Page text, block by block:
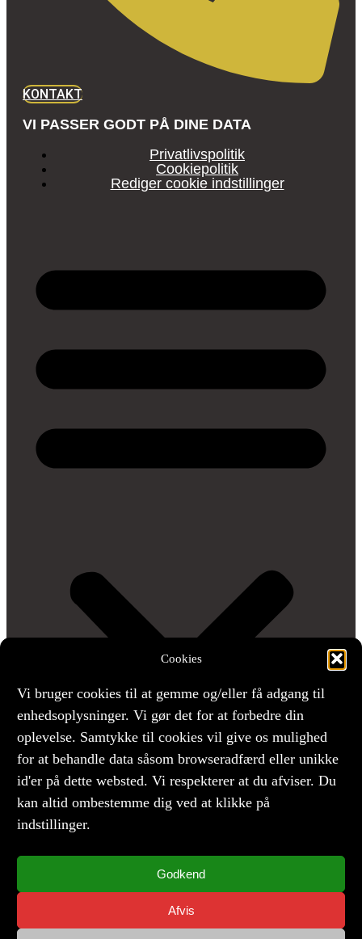
Cookies
Vi bruger cookies til at gemme og/eller få adgang til
enhedsoplysninger. Vi gør det for at forbedre din
oplevelse. Samtykke til cookies vil give os mulighed
for at behandle data såsom browseradfærd eller unikke
id'er på dette websted. Vi respekterer at du afviser. Du
kan altid ombestemme dig ved at klikke på
indstillinger.
Godkend
Afvis
KONTAKT
VI PASSER GODT PÅ DINE DATA
Privatlivspolitik
Cookiepolitik
Rediger cookie indstillinger
Cookiepolitik
Rediger cookie indstillinger